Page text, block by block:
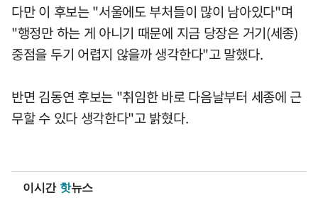
다만 이 후보는 "서울에도 부처들이 많이 남아있다"며
"행정만 하는 게 아니기 때문에 지금 당장은 거기(세종)
중점을 두기 어렵지 않을까 생각한다"고 말했다.
반면 김동연 후보는 "취임한 바로 다음날부터 세종에 근
무할 수 있다 생각한다"고 밝혔다.
이시간 핫뉴스